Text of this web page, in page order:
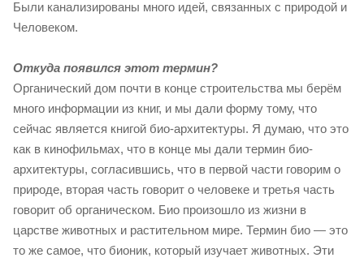
Были канализированы много идей, связанных с природой и
Человеком.
Откуда появился этот термин?
Органический дом почти в конце строительства мы берём
много информации из книг, и мы дали форму тому, что
сейчас является книгой био-архитектуры. Я думаю, что это
как в кинофильмах, что в конце мы дали термин био-
архитектуры, согласившись, что в первой части говорим о
природе, вторая часть говорит о человеке и третья часть
говорит об органическом. Био произошло из жизни в
царстве животных и растительном мире. Термин био — это
то же самое, что бионик, который изучает животных. Эти